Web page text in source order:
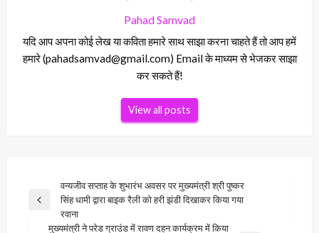
Pahad Samvad
यदि आप अपना कोई लेख या कविता हमारे साथ साझा करना चाहते हैं तो आप हमें
हमारे (pahadsamvad@gmail.com) Email के माध्यम से भेजकर साझा
कर सकते हैं!
View all posts
navigation
Previous
वन्यजीव सप्ताह के शुभारंभ अवसर पर मुख्यमंत्री श्री पुष्कर
सिंह धामी द्वारा बाइक रैली को हरी झंडी दिखाकर किया गया
रवाना
मुख्यमंत्री ने परेड ग्राउंड में रावण दहन कार्यक्रम में किया